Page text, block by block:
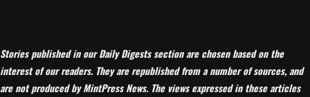
Stories published in our Daily Digests section are chosen based on the
interest of our readers. They are republished from a number of sources, and
are not produced by MintPress News. The views expressed in these articles